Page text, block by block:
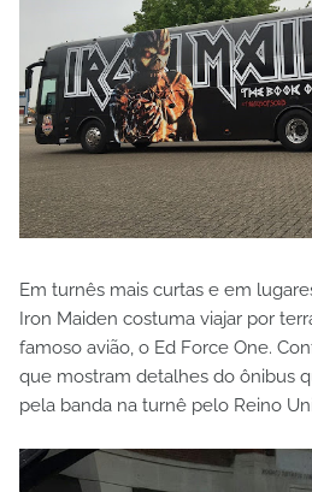
Em turnês mais curtas e em
Iron Maiden costuma viajar por
famoso avião, o Ed Force One.
que mostram detalhes do ônibus
pela banda na turnê pelo Reino